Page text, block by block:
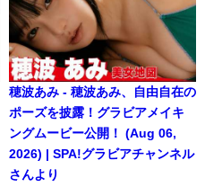
穂波あみ - 穂波あみ、自由自在の
ポーズを披露！グラビアメイキ
ングムービー公開！ (Aug 06,
2026) | SPA!グラビアチャンネル
さんより